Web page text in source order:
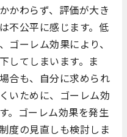
かわらず、評価が大き
不公平に感じます。低
ゴーレム効果により、
してしまいます。ま
合も、自分に求められ
いために、ゴーレム効
。ゴーレム効果を発生
度の見直しも検討しま